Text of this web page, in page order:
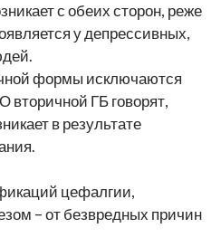
с обеих сторон, реже
у депрессивных,
формы исключаются
вторичной ГБ говорят,
в результате
цефалгии,
– от безвредных причин